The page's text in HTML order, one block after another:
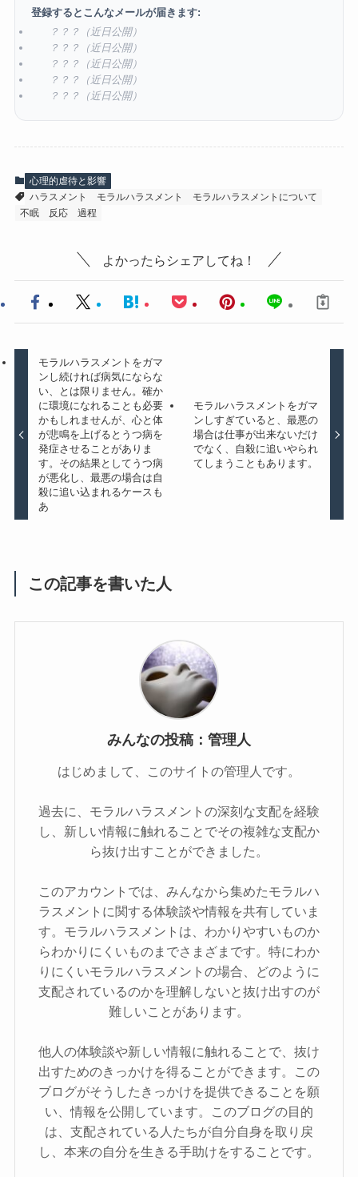
登録するとこんなメールが届きます:
？？？（近日公開）
？？？（近日公開）
？？？（近日公開）
？？？（近日公開）
？？？（近日公開）
心理的虐待と影響
ハラスメント
モラルハラスメント
モラルハラスメントについて
不眠
反応 過程
よかったらシェアしてね！
モラルハラスメントをガマ
ンし続ければ病気にならな
い、とは限りません。確か
に環境になれることも必要
かもしれませんが、心と体
が悲鳴を上げるとうつ病を
発症させることがありま
す。その結果としてうつ病
が悪化し、最悪の場合は自
殺に追い込まれるケースも
あ
モラルハラスメントをガマ
ンしすぎていると、最悪の
場合は仕事が出来ないだけ
でなく、自殺に追いやられ
てしまうこともあります。
この記事を書いた人
みんなの投稿：管理人
はじめまして、このサイトの管理人です。
過去に、モラルハラスメントの深刻な支配を経験
し、新しい情報に触れることでその複雑な支配か
ら抜け出すことができました。
このアカウントでは、みんなから集めたモラルハ
ラスメントに関する体験談や情報を共有していま
す。モラルハラスメントは、わかりやすいものか
らわかりにくいものまでさまざまです。特にわか
りにくいモラルハラスメントの場合、どのように
支配されているのかを理解しないと抜け出すのが
難しいことがあります。
他人の体験談や新しい情報に触れることで、抜け
出すためのきっかけを得ることができます。この
ブログがそうしたきっかけを提供できることを願
い、情報を公開しています。このブログの目的
は、支配されている人たちが自分自身を取り戻
し、本来の自分を生きる手助けをすることです。